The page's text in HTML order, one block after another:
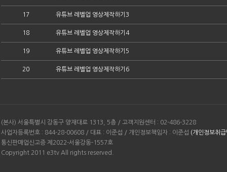
17 유튜브 레벨업 영상제작하기3
18 유튜브 레벨업 영상제작하기4
19 유튜브 레벨업 영상제작하기5
20 유튜브 레벨업 영상제작하기6
(본사) 서울특별시 강동구 양재대로 1313, 5층 / 고객지원센터 : 02-486-3228
사업자등록번호 : 844-28-00608 / 대표 : 이준섭 / 개인정보책임자 : 이준섭 (개인정보취
통신판매업신고증 제2022-서울강동-1557호
Copyright 2011 e3tv All rights reserved.